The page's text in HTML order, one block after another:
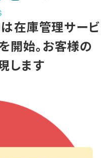
在庫管理サービ
開始。お客様の
します